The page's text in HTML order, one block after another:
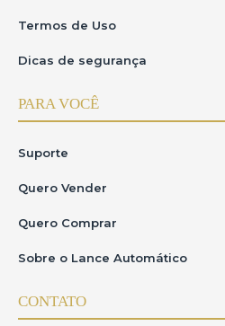
Termos de Uso
Dicas de segurança
PARA VOCÊ
Suporte
Quero Vender
Quero Comprar
Sobre o Lance Automático
CONTATO